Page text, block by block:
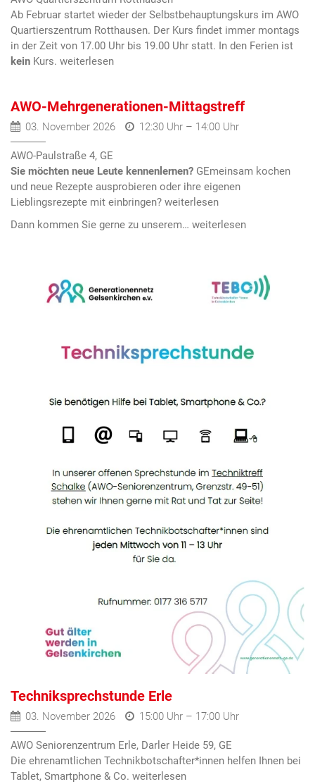
Ab Februar startet wieder der Selbstbehauptungskurs im AWO
Quartierszentrum Rotthausen. Der Kurs findet immer montags
in der Zeit von 17.00 Uhr bis 19.00 Uhr statt. In den Ferien ist
kein Kurs.
AWO-Mehrgenerationen-Mittagstreff
03. November 2026 12:30 Uhr – 14:00 Uhr
AWO-Paulstraße 4, GE
Sie möchten neue Leute kennenlernen? GEmeinsam kochen
und neue Rezepte ausprobieren oder ihre eigenen
Lieblingsrezepte mit einbringen?
Dann kommen Sie gerne zu unserem…
Techniksprechstunde Erle
03. November 2026 15:00 Uhr – 17:00 Uhr
AWO Seniorenzentrum Erle, Darler Heide 59, GE
Die ehrenamtlichen Technikbotschafter*innen helfen Ihnen bei
Tablet, Smartphone & Co.